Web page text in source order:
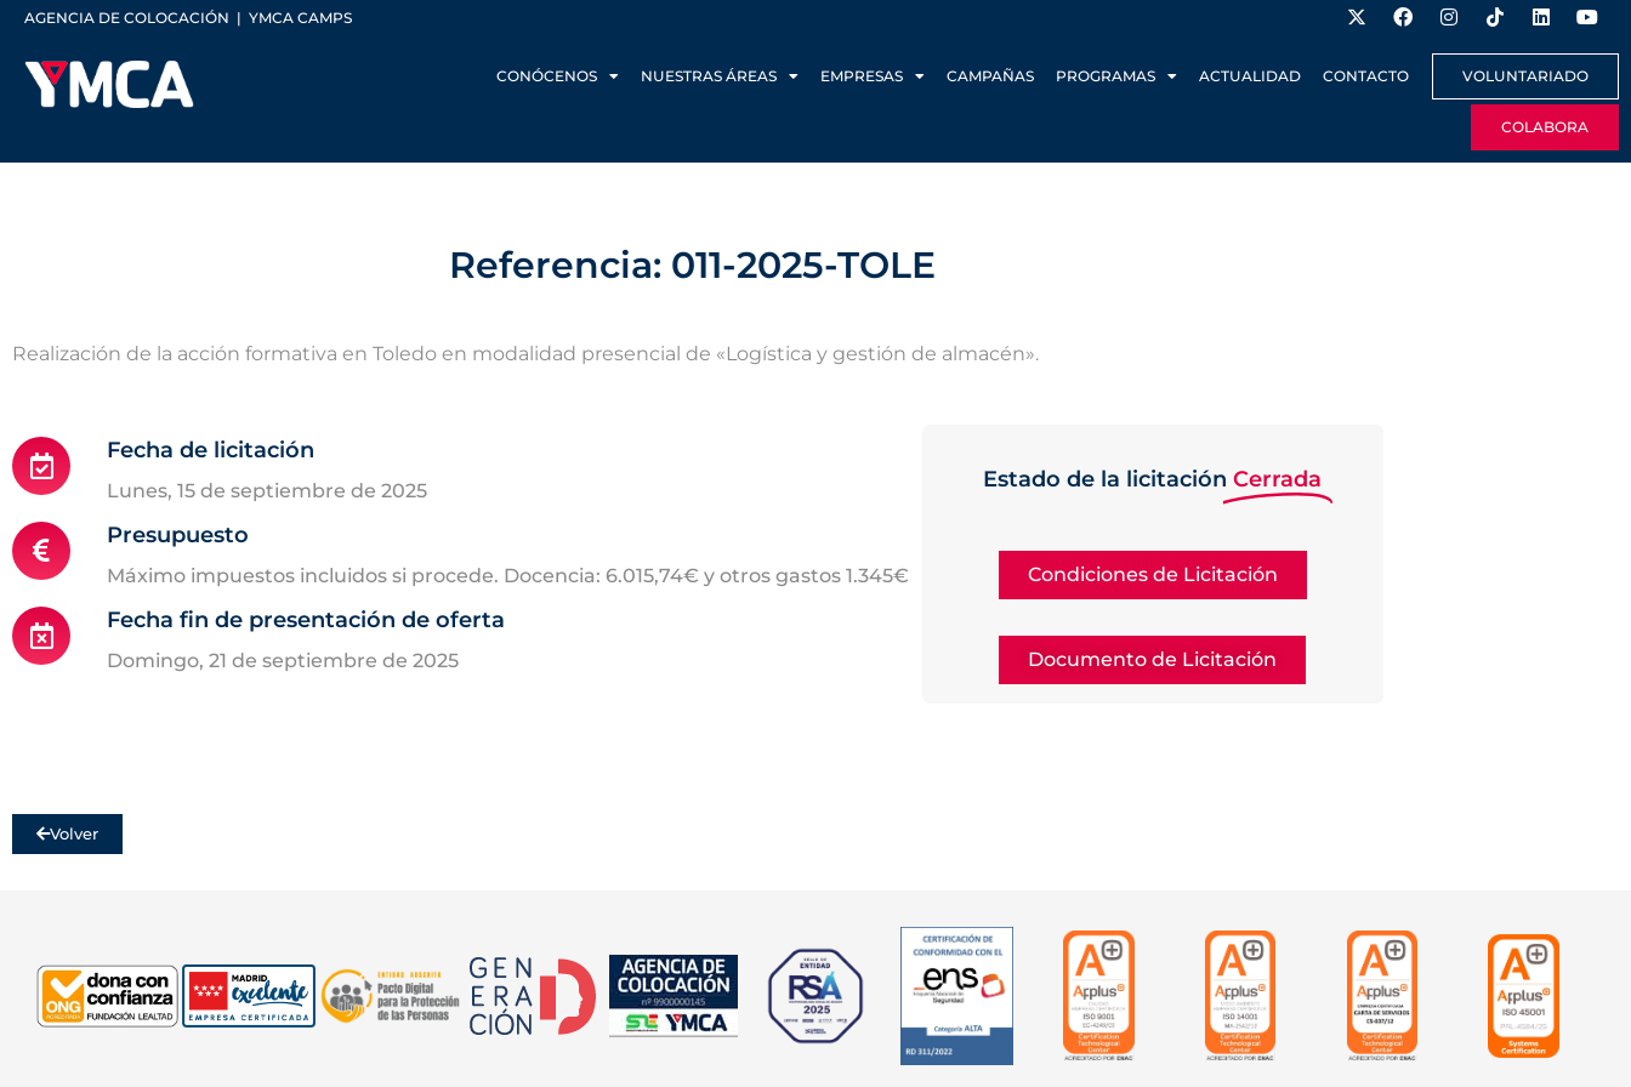
AGENCIA DE COLOCACIÓN | YMCA CAMPS
CONÓCENOS NUESTRAS ÁREAS EMPRESAS CAMPAÑAS PROGRAMAS ACTUALIDAD CONTACTO VOLUNTARIADO
COLABORA
Referencia: 011-2025-TOLE
Realización de la acción formativa en Toledo en modalidad presencial de «Logística y gestión de almacén».
Fecha de licitación
lunes, 15 de septiembre de 2025
Presupuesto
Máximo impuestos incluidos si procede. Docencia: 6.015,74€ y otros gastos 1.345€
Fecha fin de presentación de oferta
domingo, 21 de septiembre de 2025
Estado de la licitación Cerrada
Condiciones de Licitación
Documento de Licitación
Volver